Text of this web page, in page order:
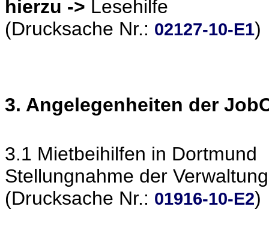
hierzu -> Lesehilfe
(Drucksache Nr.: 02127-10-E1)
3. Angelegenheiten der
3.1 Mietbeihilfen in Dortmund
Stellungnahme der Verwaltung
(Drucksache Nr.: 01916-10-E2)